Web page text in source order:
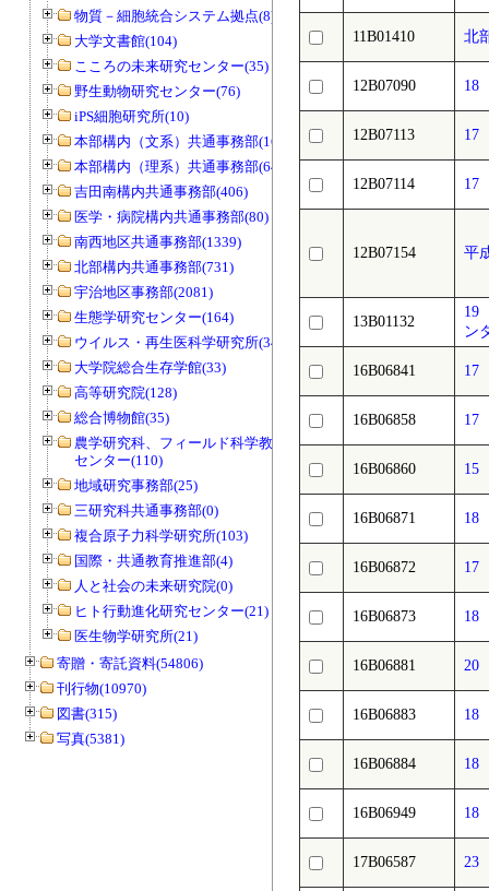
物質－細胞統合システム拠点(8)
大学文書館(104)
こころの未来研究センター(35)
野生動物研究センター(76)
iPS細胞研究所(10)
本部構内（文系）共通事務部(165)
本部構内（理系）共通事務部(646)
吉田南構内共通事務部(406)
医学・病院構内共通事務部(80)
南西地区共通事務部(1339)
北部構内共通事務部(731)
宇治地区事務部(2081)
生態学研究センター(164)
ウイルス・再生医科学研究所(34)
大学院総合生存学館(33)
高等研究院(128)
総合博物館(35)
農学研究科、フィールド科学教育研究
センター(110)
地域研究事務部(25)
三研究科共通事務部(0)
複合原子力科学研究所(103)
国際・共通教育推進部(4)
人と社会の未来研究院(0)
ヒト行動進化研究センター(21)
医生物学研究所(21)
寄贈・寄託資料(54806)
刊行物(10970)
図書(315)
写真(5381)
11B01410 北
12B07090 18
12B07113 17
12B07114 17
12B07154 平
13B01132
19
ン
16B06841 17
16B06858 17
16B06860 15
16B06871 18
16B06872 17
16B06873 18
16B06881 20
16B06883 18
16B06884 18
16B06949 18
17B06587 23